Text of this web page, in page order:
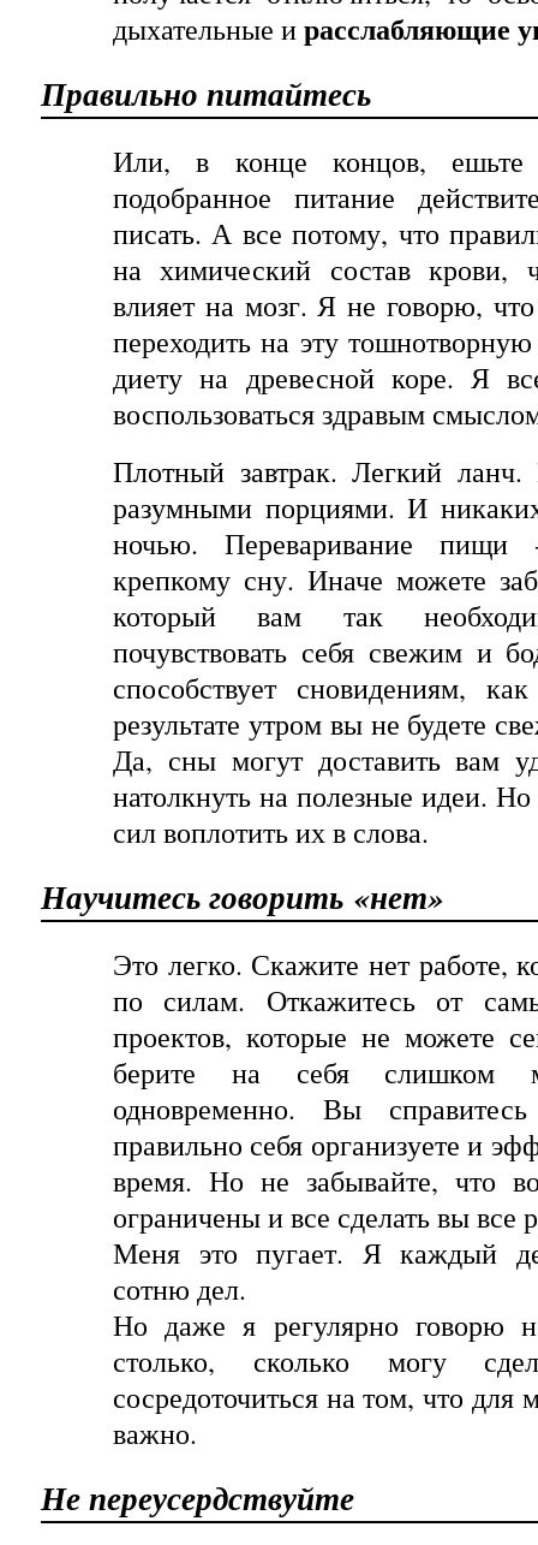
дыхательные ирасслабляющие
Правильно питайтесь
Или,в конце концов, ешьте
подобранное питание
писать. А все потому, что
на химический состав крови,
влияет на мозг. Я не говорю,
переходить на эту
диету на древесной коре. Я
воспользоваться здравым
Плотный завтрак. Легкий ланч.
разумными порциями. И
ночью. Переваривание
крепкому сну. Иначе можете
который вам так
почувствовать себя свежим и
способствует сновидениям,
результате утром вы не будете
Да, сны могут доставить вам
натолкнуть на полезные идеи.
сил воплотить их в слова.
Научитесьговорить «нет»
Это легко. Скажите нет работе,
по силам. Откажитесь от
проектов, которые не можете
берите
на себя слишком
одновременно. Вы
правильно себя организуете и
время. Но не забывайте, что
ограничены и все сделать вы все
Меня это пугает. Я каждый
сотню дел.
Но даже я регулярно говорю
столько, сколько могу
сосредоточиться на том, что для
важно.
Не переусердствуйте